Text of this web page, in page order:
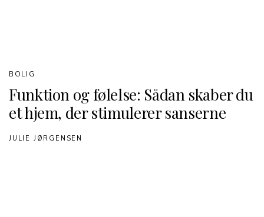
Funktion og følelse: Sådan skaber du
et hjem, der stimulerer sanserne
BOLIG
JULIE JØRGENSEN